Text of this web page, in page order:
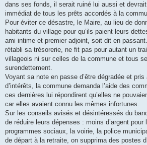
dans ses fonds, il serait ruiné lui aussi et
immédiat de tous les prêts accordés à la
Pour éviter ce désastre, le Maire, au lieu de
habitants du village pour qu’ils paient leurs
ami intime et premier adjoint, soit dit en
rétabli sa trésorerie, ne fit pas pour autant un
villageois ni sur celles de la commune et tous
surendettement.
Voyant sa note en passe d’être dégradée et
d’intérêts, la commune demanda l’aide des
ces dernières lui répondirent qu’elles ne
car elles avaient connu les mêmes infortunes.
Sur les conseils avisés et désintéressés du
de réduire leurs dépenses : moins d’argent
programmes sociaux, la voirie, la police
de départ à la retraite, on supprima des postes